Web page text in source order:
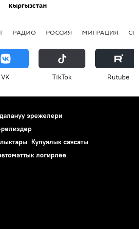
Кыргызстан
РАДИО РОССИЯ МИГРАЦИЯ
VK ТikТоk Rutube
эрежелери
Купуялык саясаты
логирлөө